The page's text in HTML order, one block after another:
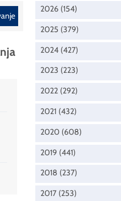
2026 (154)
2025 (379)
2024 (427)
2023 (223)
2022 (292)
2021 (432)
2020 (608)
2019 (441)
2018 (237)
2017 (253)